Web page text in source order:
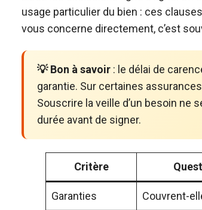
usage particulier du bien : ces
vous concerne directement, c’est
💡 Bon à savoir : le délai de
garantie. Sur certaines
Souscrire la veille d’un besoin ne
durée avant de signer.
Critère
Garanties Couvrent-